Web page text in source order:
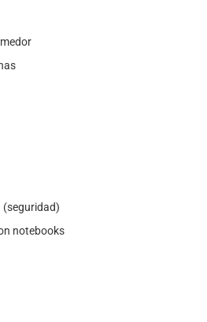
(seguridad)
notebooks